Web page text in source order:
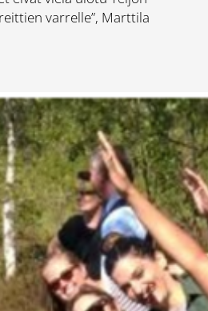
varrelle”, Marttila